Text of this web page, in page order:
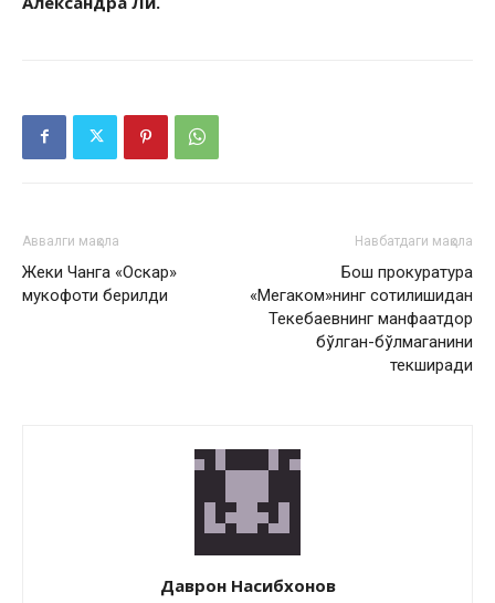
Аввалги мақола
Жеки Чанга «Оскар»
мукофоти берилди
Навбатдаги мақола
Бош прокуратура
«Мегаком»нинг сотилишидан
Текебаевнинг манфаатдор
бўлган-бўлмаганини
текширади
Даврон Насибхонов